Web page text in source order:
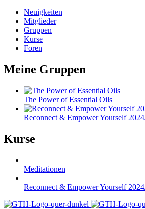
Neuigkeiten
Mitglieder
Gruppen
Kurse
Foren
Meine Gruppen
The Power of Essential Oils
Reconnect & Empower Yourself
Kurse
Meditationen
Reconnect & Empower Yourself